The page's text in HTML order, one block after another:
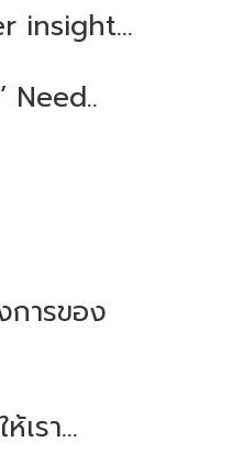
insight…
Need..
การของ
เรา...